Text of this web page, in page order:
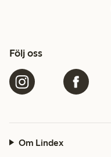
Följ oss
Om Lindex